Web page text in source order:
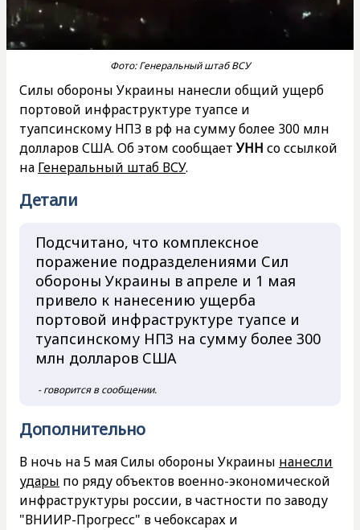
Фото: Генеральный штаб ВСУ
Силы обороны Украины нанесли общий ущерб
портовой инфраструктуре туапсе и
туапсинскому НПЗ в рф на сумму более 300 млн
долларов США. Об этом сообщаетУНН со ссылкой
на Генеральный штаб ВСУ.
Детали
Подсчитано, что комплексное
поражение подразделениями Сил
обороны Украины в апреле и 1 мая
привело к нанесению ущерба
портовой инфраструктуре туапсе и
туапсинскому НПЗ на сумму более 300
млн долларов США
- говорится в сообщении.
Дополнительно
В ночь на 5 мая Силы обороны Украины нанесли
удары по ряду объектов военно-экономической
инфраструктуры россии, в частности по заводу
"ВНИИР-Прогресс" в чебоксарах и